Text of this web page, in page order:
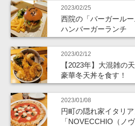
2023/02/25
西院の「バーガール
ハンバーガーランチ
2023/02/12
【2023年】大混雑の
豪華冬天丼を食す！
2023/01/08
円町の隠れ家イタリア
「NOVECCHIO（ノ